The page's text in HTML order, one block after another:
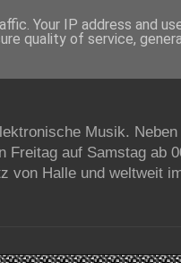
Musik.
auf Samstag ab
von Halle und weltweit
Your IP address and
quality of service,